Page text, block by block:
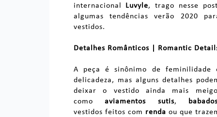
internacional Luvyle, trago nesse
algumas tendências verão 2020
vestidos.
Detalhes Românticos | Romantic
A peça é sinônimo de feminilidade
delicadeza, mas alguns detalhes
deixar o vestido ainda mais
comoaviamentos sutis,
vestidos feitos com renda ou que